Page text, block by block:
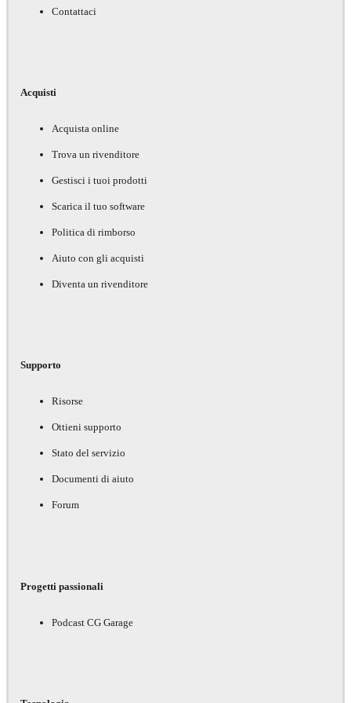
Contattaci
Acquisti
Acquista online
Trova un rivenditore
Gestisci i tuoi prodotti
Scarica il tuo software
Politica di rimborso
Aiuto con gli acquisti
Diventa un rivenditore
Supporto
Risorse
Ottieni supporto
Stato del servizio
Documenti di aiuto
Forum
Progetti passionali
Podcast CG Garage